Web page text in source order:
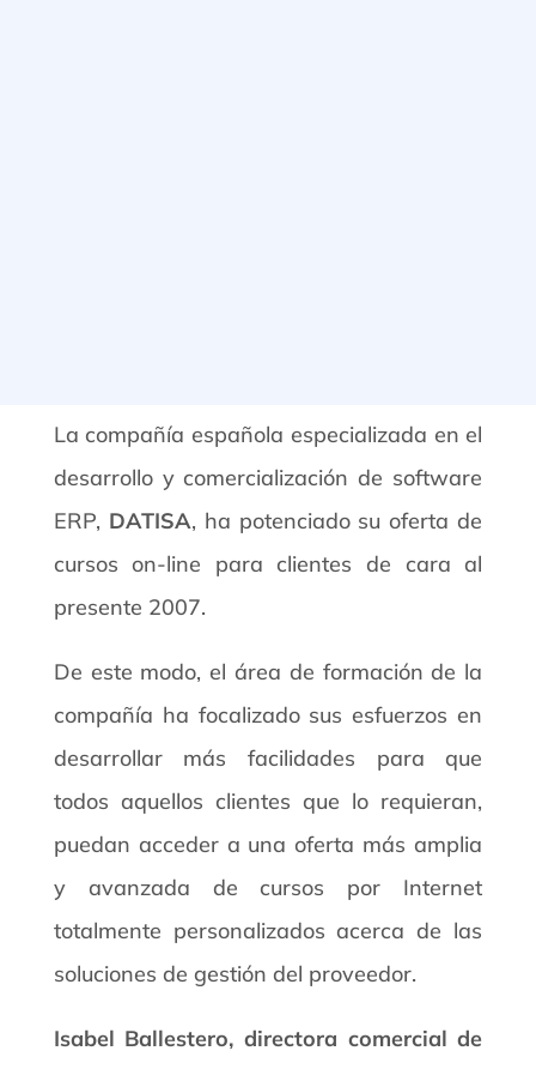
La compañía española especializada en el
desarrollo y comercialización de software
ERP, DATISA, ha potenciado su oferta de
cursos on-line para clientes de cara al
presente 2007.
De este modo, el área de formación de la
compañía ha focalizado sus esfuerzos en
desarrollar más facilidades para que
todos aquellos clientes que lo requieran,
puedan acceder a una oferta más amplia
y avanzada de cursos por Internet
totalmente personalizados acerca de las
soluciones de gestión del proveedor.
Isabel Ballestero, directora comercial de